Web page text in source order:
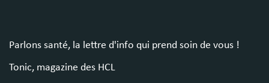
Parlons santé, la lettre d'info qui prend soin de vous !
Tonic, magazine des HCL